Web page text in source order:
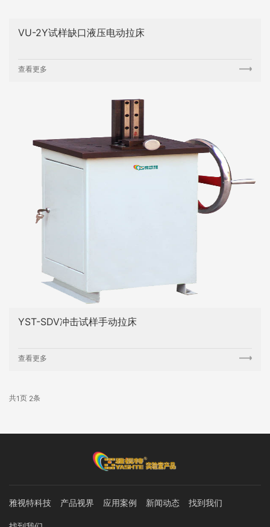
VU-2Y试样缺口液压电动拉床
查看更多
YST-SDV冲击试样手动拉床
查看更多
共1页 2条
雅视特科技 产品视界 应用案例 新闻动态 找到我们